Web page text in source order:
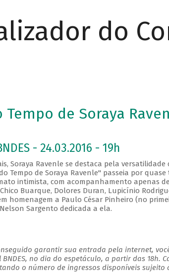
do
Tempo de Soraya
- 24.03.2016 - 19h
Soraya Ravenle se destaca pela
Tempo de Soraya Ravenle" passeia por
intimista, com acompanhamento apenas
Buarque, Dolores Duran, Lupicínio
homenagem a Paulo César Pinheiro (no
Sargento dedicada a ela.
garantir sua entrada pela internet,
no dia do espetáculo, a partir das 18h.
o número de ingressos disponíveis